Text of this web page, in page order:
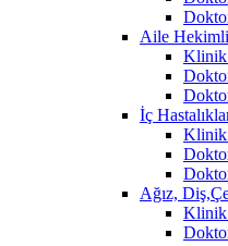
Aile
Klinik
İç
Klinik
Ağız,
Klinik